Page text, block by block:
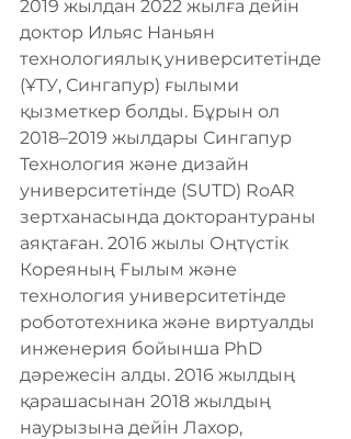
2019 жылдан 2022 жылға дейін
доктор Ильяс Наньян
технологиялық университетінде
(ҰТУ, Сингапур) ғылыми
қызметкер болды. Бұрын ол
2018–2019 жылдары Сингапур
Технология және дизайн
университетінде (SUTD) RoAR
зертханасында докторантураны
аяқтаған. 2016 жылы Оңтүстік
Кореяның Ғылым және
технология университетінде
робототехника және виртуалды
инженерия бойынша PhD
дәрежесін алды. 2016 жылдың
қарашасынан 2018 жылдың
наурызына дейін Лахор,